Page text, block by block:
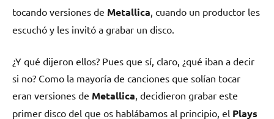
tocando versiones de Metallica , cuando un productor les
escuchó y les invitó a grabar un disco.
¿Y qué dijeron ellos? Pues que sí, claro, ¿qué iban a decir
si no? Como la mayoría de canciones que solían tocar
eran versiones de Metallica , decidieron grabar este
primer disco del que os hablábamos al principio, el Plays